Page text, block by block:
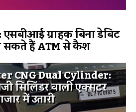
एसबीआई ग्राहक बिना डेबिट
सकते हैं ATM से कैश
CNG Dual Cylinder:
सिलिंडर वाली एक्सटर
में उतारी